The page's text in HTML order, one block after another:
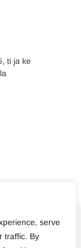
serve
traffic. By
ti ja ke